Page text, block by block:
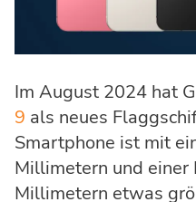
Im August 2024 hat
9 als neues
Smartphone ist mit
Millimetern und einer
Millimetern etwas